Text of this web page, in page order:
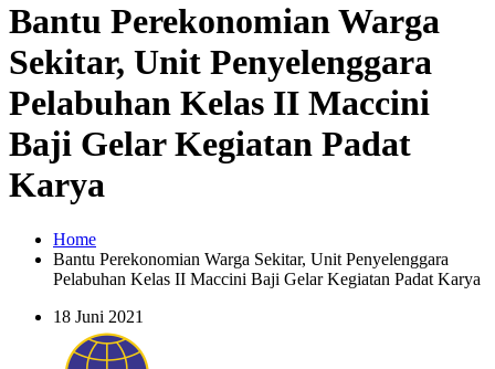
Bantu Perekonomian Warga
Sekitar, Unit Penyelenggara
Pelabuhan Kelas II Maccini
Baji Gelar Kegiatan Padat
Karya
Home
Bantu Perekonomian Warga Sekitar, Unit Penyelenggara
Pelabuhan Kelas II Maccini Baji Gelar Kegiatan Padat Karya
18 Juni 2021